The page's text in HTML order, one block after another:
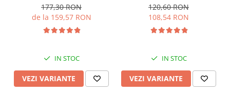
177,30 RON
de la 159,57 RON
IN STOC
VEZI VARIANTE
120,60 RON
108,54 RON
IN STOC
VEZI VARIANTE